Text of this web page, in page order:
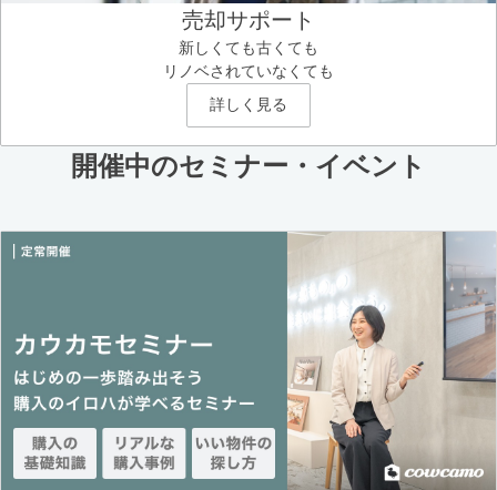
売却サポート
新しくても古くても
リノベされていなくても
詳しく見る
開催中のセミナー・イベント